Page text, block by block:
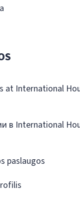
at International
в International
paslaugos